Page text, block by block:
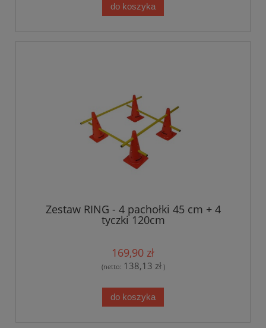
do koszyka
Zestaw RING - 4 pachołki 45 cm + 4
tyczki 120cm
169,90 zł
(netto: 138,13 zł)
do koszyka